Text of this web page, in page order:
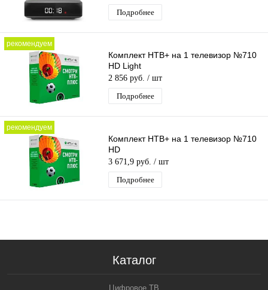
Подробнее
рекомендуем
Комплект НТВ+ на 1 телевизор №710
HD Light
2 856 руб. / шт
Подробнее
рекомендуем
Комплект НТВ+ на 1 телевизор №710
HD
3 671,9 руб. / шт
Подробнее
Каталог
Цифровое ТВ